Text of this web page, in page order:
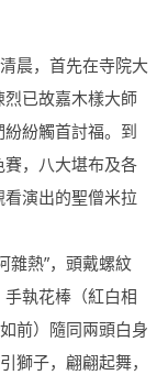
晨，首先在寺院大
已故嘉木樣大師
紛觸首討福。到
，八大堪布及各
演出的聖僧米拉
雜熱”，頭戴螺紋
執花棒（紅白相
前）隨同兩頭白身
獅子，翩翩起舞，